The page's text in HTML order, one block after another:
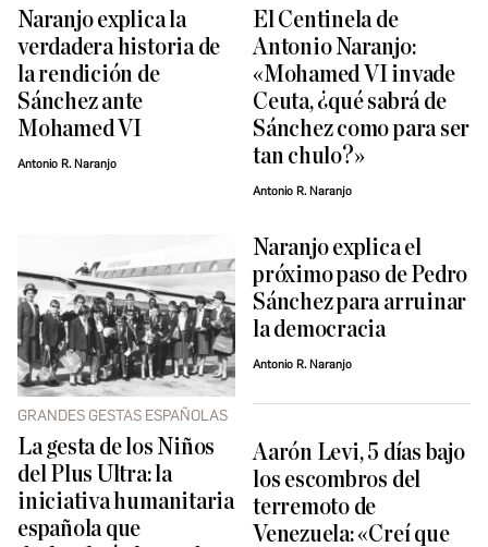
Naranjo explica la
verdadera historia de
la rendición de
Sánchez ante
Mohamed VI
Antonio R. Naranjo
El Centinela de
Antonio Naranjo:
«Mohamed VI invade
Ceuta, ¿qué sabrá de
Sánchez como para ser
tan chulo?»
Antonio R. Naranjo
GRANDES GESTAS ESPAÑOLAS
La gesta de los Niños
del Plus Ultra: la
iniciativa humanitaria
española que
Naranjo explica el
próximo paso de Pedro
Sánchez para arruinar
la democracia
Antonio R. Naranjo
Aarón Levi, 5 días bajo
los escombros del
terremoto de
Venezuela: «Creí que